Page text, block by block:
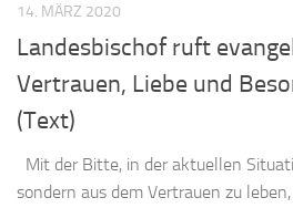
14. MÄRZ 2020
Landesbischof ruft
Vertrauen, Liebe und
(Text)
Mit der Bitte, in der aktuellen
sondern aus dem Vertrauen zu